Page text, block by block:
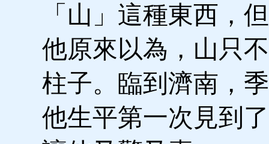
「山」這種東西，
他原來以為，山只
柱子。臨到濟南，
他生平第一次見到